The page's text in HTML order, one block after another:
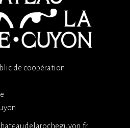
de coopération